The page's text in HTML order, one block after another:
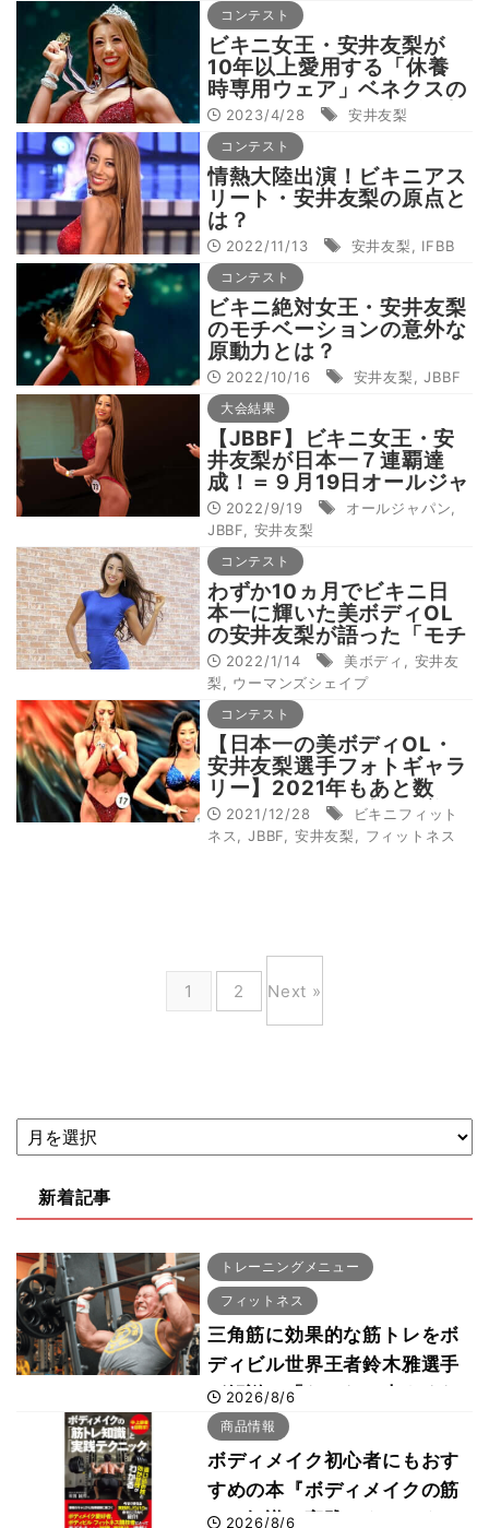
コンテスト
ビキニ女王・安井友梨が
10年以上愛用する「休養
時専用ウェア」ベネクスの
スペシャルアンバサダー契
約を発表
2023/4/28 安井友梨
コンテスト
情熱大陸出演！ビキニアス
リート・安井友梨の原点と
は？
2022/11/13 安井友梨 IFBB
コンテスト
ビキニ絶対女王・安井友梨
のモチベーションの意外な
原動力とは？
2022/10/16 安井友梨 ,JBBF
大会結果
【JBBF】ビキニ女王・安
井友梨が日本一７連覇達
成！＝９月19日オールジャ
パン フィットネスチャン
ピオンシップス大会結果
2022/9/19 オールジャパン
JBBF
安井友梨
コンテスト
わずか10ヵ月でビキニ日
本一に輝いた美ボディOL
の安井友梨が語った「モチ
ベーション向上の要因」
2022/1/14 美ボディ
安井友
梨
ウーマンズシェイプ
コンテスト
【日本一の美ボディOL・
安井友梨選手フォトギャラ
リー】2021年もあと数
日！あのときの感動、美し
さ、筋肉の協奏をもう一
2021/12/28
ビキニフィット
ネス
JBBF 安井友梨 フィットネス
1 2 Next »
新着記事
トレーニングメニュー
フィットネス
三角筋に効果的な筋トレをボ
ディビル世界王者鈴木雅選手
が解説！「なかなか大きくな
らない肩の鍛え方」前編
2026/8/6
商品情報
ボディメイク初心者にもおす
すめの本『ボディメイクの筋
トレ知識と実践テクニック』
2026/8/6